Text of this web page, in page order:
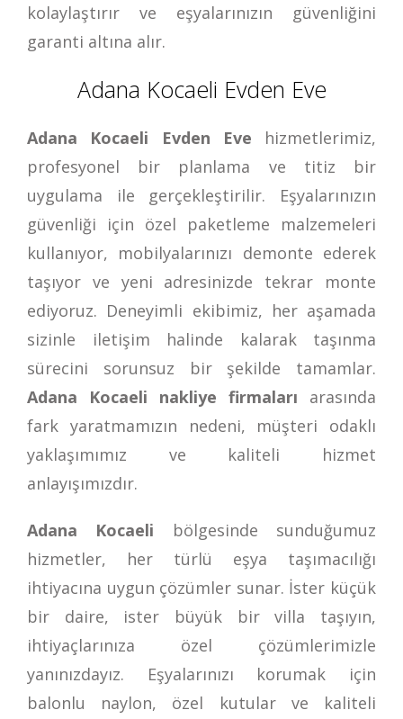
kolaylaştırır ve eşyalarınızın güvenliğini
garanti altına alır.
Adana Kocaeli Evden Eve
Adana Kocaeli Evden Eve hizmetlerimiz,
profesyonel bir planlama ve titiz bir
uygulama ile gerçekleştirilir. Eşyalarınızın
güvenliği için özel paketleme malzemeleri
kullanıyor, mobilyalarınızı demonte ederek
taşıyor ve yeni adresinizde tekrar monte
ediyoruz. Deneyimli ekibimiz, her aşamada
sizinle iletişim halinde kalarak taşınma
sürecini sorunsuz bir şekilde tamamlar.
Adana Kocaeli nakliye firmaları arasında
fark yaratmamızın nedeni, müşteri odaklı
yaklaşımımız ve kaliteli hizmet
anlayışımızdır.
Adana Kocaeli bölgesinde sunduğumuz
hizmetler, her türlü eşya taşımacılığı
ihtiyacına uygun çözümler sunar. İster küçük
bir daire, ister büyük bir villa taşıyın,
ihtiyaçlarınıza özel çözümlerimizle
yanınızdayız. Eşyalarınızı korumak için
balonlu naylon, özel kutular ve kaliteli